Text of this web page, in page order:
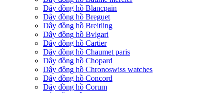
Dây đồng hồ Blancpain
Dây đồng hồ Breguet
Dây đồng hồ Breitling
Dây đồng hồ Bvlgari
Dây đồng hồ Cartier
Dây đồng hồ Chaumet paris
Dây đồng hồ Chopard
Dây đồng hồ Chronoswiss watches
Dây đồng hồ Concord
Dây đồng hồ Corum